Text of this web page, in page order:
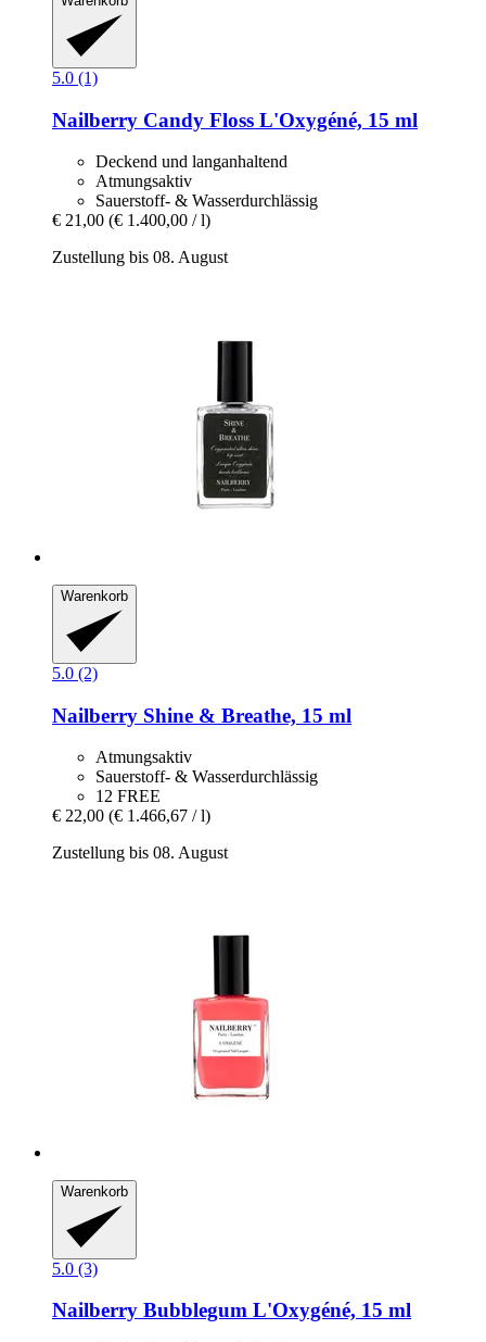
5.0 (1)
Nailberry Candy Floss L'Oxygéné, 15 ml
Deckend und langanhaltend
Atmungsaktiv
Sauerstoff- & Wasserdurchlässig
€ 21,00 (€ 1.400,00 / l)
Zustellung bis 08. August
Warenkorb
5.0 (2)
Nailberry Shine & Breathe, 15 ml
Atmungsaktiv
Sauerstoff- & Wasserdurchlässig
12 FREE
€ 22,00 (€ 1.466,67 / l)
Zustellung bis 08. August
Warenkorb
5.0 (3)
Nailberry Bubblegum L'Oxygéné, 15 ml